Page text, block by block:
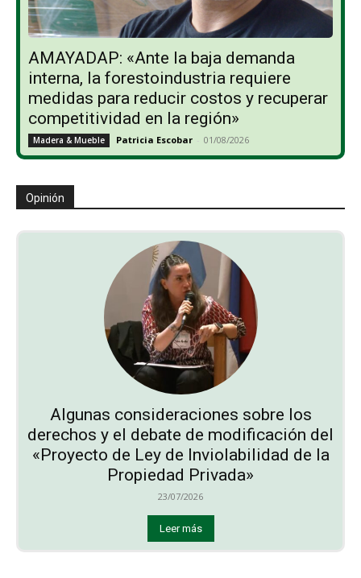
AMAYADAP: «Ante la baja demanda
interna, la forestoindustria requiere
medidas para reducir costos y recuperar
competitividad en la región»
Madera & Mueble Patricia Escobar - 01/08/2026
Opinión
Algunas consideraciones sobre los
derechos y el debate de modificación del
«Proyecto de Ley de Inviolabilidad de la
Propiedad Privada»
23/07/2026
Leer más